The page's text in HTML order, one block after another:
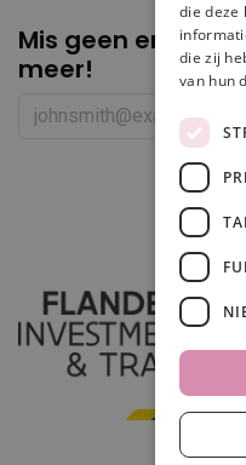
Mis geen enkele
meer!
die deze
die zij
van hun